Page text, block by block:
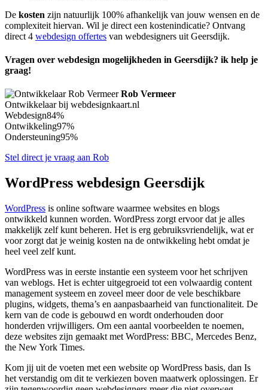
De kosten zijn natuurlijk 100% afhankelijk van jouw wensen en de
complexiteit hiervan. Wil je direct een kostenindicatie? Ontvang
direct 4 webdesign offertes van webdesigners uit Geersdijk.
Vragen over webdesign mogelijkheden in Geersdijk? ik help je
graag!
Rob Vermeer
Ontwikkelaar bij webdesignkaart.nl
Webdesign84%
Ontwikkeling97%
Ondersteuning95%
Stel direct je vraag aan Rob
WordPress webdesign Geersdijk
WordPress is online software waarmee websites en blogs
ontwikkeld kunnen worden. WordPress zorgt ervoor dat je alles
makkelijk zelf kunt beheren. Het is erg gebruiksvriendelijk, wat er
voor zorgt dat je weinig kosten na de ontwikkeling hebt omdat je
heel veel zelf kunt.
WordPress was in eerste instantie een systeem voor het schrijven
van weblogs. Het is echter uitgegroeid tot een volwaardig content
management systeem en zoveel meer door de vele beschikbare
plugins, widgets, thema’s en aanpasbaarheid van functionaliteit. De
kern van de code is gebouwd en wordt onderhouden door
honderden vrijwilligers. Om een aantal voorbeelden te noemen,
deze websites zijn gemaakt met WordPress: BBC, Mercedes Benz,
the New York Times.
Kom jij uit de voeten met een website op WordPress basis, dan Is
het verstandig om dit te verkiezen boven maatwerk oplossingen. Er